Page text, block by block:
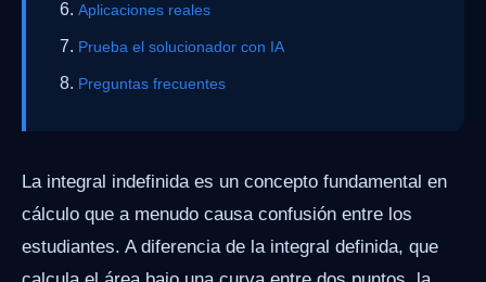
Aplicaciones reales
Prueba el solucionador con IA
Preguntas frecuentes
La integral indefinida es un concepto fundamental en
cálculo que a menudo causa confusión entre los
estudiantes. A diferencia de la integral definida, que